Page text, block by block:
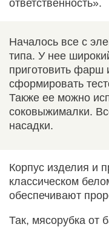
ответственность».
Началось все с
типа. У нее
приготовить фарш
сформировать
Также ее можно
соковыжималки.
насадки.
Корпус изделия и
классическом
обеспечивают
Так, мясорубка от